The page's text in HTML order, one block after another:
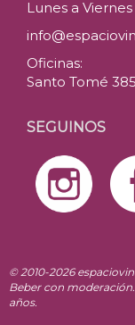
Lunes a Viernes
Oficinas:
Santo Tomé
SEGUINOS
© 2010-2026
Beber con
años.